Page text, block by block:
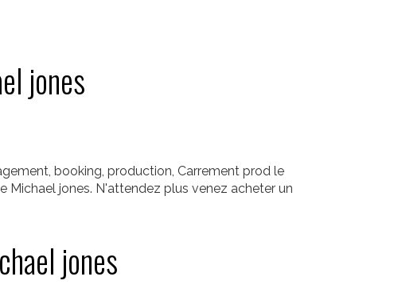
jones
booking, production, Carrement prod le
jones. N'attendez plus venez acheter un
jones